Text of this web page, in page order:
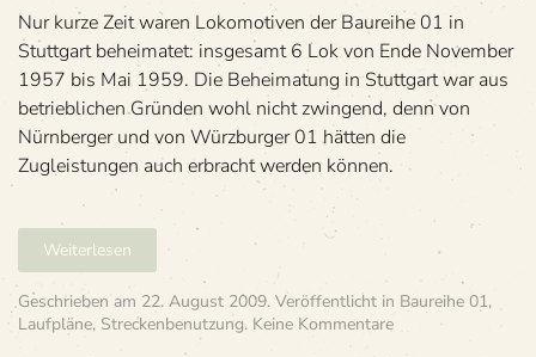
plan
26.01
Win­
ter
1958/59
Nur kurze Zeit waren Lokomotiven der Baureihe 01 in
Stuttgart beheimatet: insgesamt 6 Lok von Ende November
1957 bis Mai 1959. Die Beheimatung in Stuttgart war aus
betrieblichen Gründen wohl nicht zwingend, denn von
Nürnberger und von Würzburger 01 hätten die
Zugleistungen auch erbracht werden können.
Weiterlesen
Geschrieben am 22. August 2009. Veröffentlicht in Baureihe 01,
Laufpläne, Streckenbenutzung. Keine Kommentarezu